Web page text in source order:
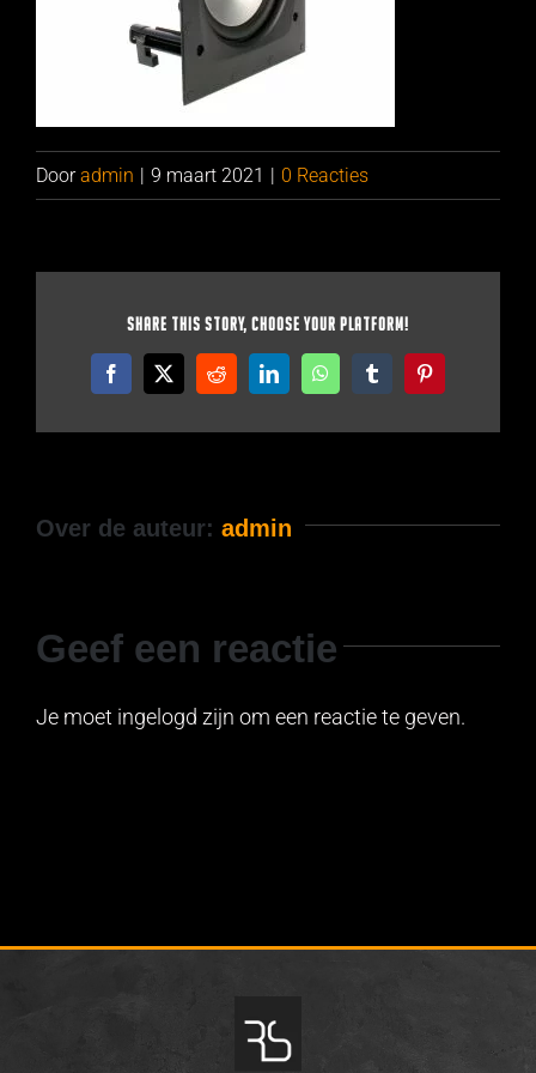
Dooradmin 9 maart 2021 0 Reacties
Share This Story, Choose Your Platform!
Facebook
X RedditLinkedInWhatsAppTumblrPinterest
Over de auteur: admin
Geef een reactie
Je moet ingelogd zijn om een reactie te geven.